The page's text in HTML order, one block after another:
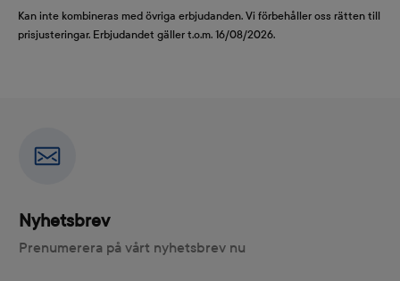
Kan inte kombineras med övriga erbjudanden. Vi förbehåller oss rätten till
prisjusteringar. Erbjudandet gäller t.o.m. 16/08/2026.
Nyhetsbrev
Prenumerera på vårt nyhetsbrev nu